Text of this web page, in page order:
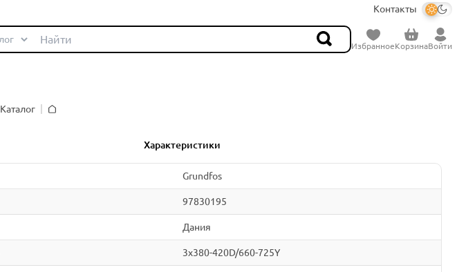
Контакты
ИзбранноеКорзинаВойти
Каталог
Характеристики
Grundfos
97830195
Дания
3x380-420D/660-725Y